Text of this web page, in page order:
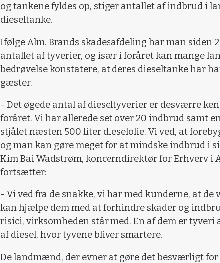
og tankene fyldes op, stiger antallet af indbrud i
dieseltanke.
Ifølge Alm. Brands skadesafdeling har man siden
antallet af tyverier, og især i foråret kan mange
bedrøvelse konstatere, at deres dieseltanke har
gæster.
- Det øgede antal af dieseltyverier er desværre
foråret. Vi har allerede set over 20 indbrud samt
stjålet næsten 500 liter dieselolie. Vi ved, at
og man kan gøre meget for at mindske indbrud i
Kim Bai Wadstrøm, koncerndirektør for Erhverv i
fortsætter:
- Vi ved fra de snakke, vi har med kunderne, at
kan hjælpe dem med at forhindre skader og
risici, virksomheden står med. En af dem er tyveri
af diesel, hvor tyvene bliver smartere.
De landmænd, der evner at gøre det besværligt